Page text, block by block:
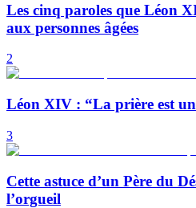
Les cinq paroles que Léon
aux personnes âgées
2
Léon XIV : “La prière est un
3
Cette astuce d’un Père du
l’orgueil